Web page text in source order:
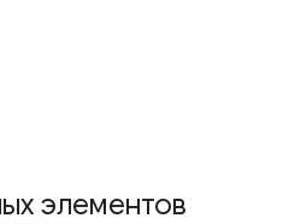
элементов